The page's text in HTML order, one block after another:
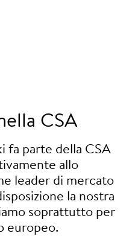
CSA
fa parte della CSA
allo
leader di mercato
la nostra
soprattutto per
europeo.